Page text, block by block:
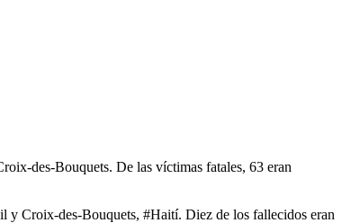
des-Bouquets. De las víctimas fatales, 63 eran
y Croix-des-Bouquets, #Haití. Diez de los fallecidos eran